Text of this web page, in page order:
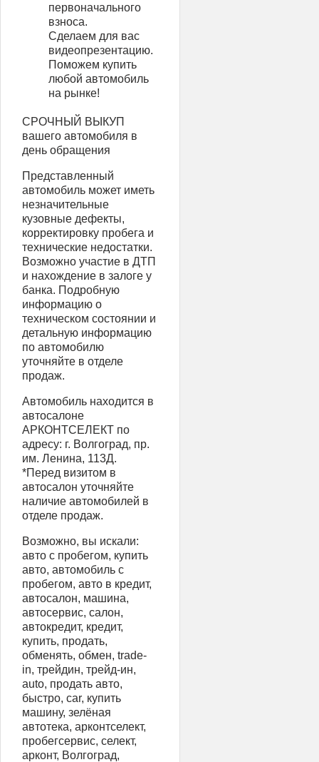
первоначального
взноса.
Сделаем для вас
видеопрезентацию.
Поможем купить
любой автомобиль
на рынке!
СРОЧНЫЙ ВЫКУП
вашего автомобиля в
день обращения
Представленный
автомобиль может иметь
незначительные
кузовные дефекты,
корректировку пробега и
технические недостатки.
Возможно участие в ДТП
и нахождение в залоге у
банка. Подробную
информацию о
техническом состоянии и
детальную информацию
по автомобилю
уточняйте в отделе
продаж.
Автомобиль находится в
автосалоне
АРКОНТСЕЛЕКТ по
адресу: г. Волгоград, пр.
им. Ленина, 113Д.
*Перед визитом в
автосалон уточняйте
наличие автомобилей в
отделе продаж.
Возможно, вы искали:
авто с пробегом, купить
авто, автомобиль с
пробегом, авто в кредит,
автосалон, машина,
автосервис, салон,
автокредит, кредит,
купить, продать,
обменять, обмен, trade-
in, трейдин, трейд-ин,
auto, продать авто,
быстро, car, купить
машину, зелёная
автотека, арконтселект,
пробегсервис, селект,
арконт, Волгоград,